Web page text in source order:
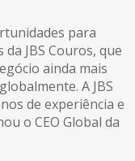
para
JBS Couros, que
ainda mais
A JBS
de experiência e
o CEO Global da